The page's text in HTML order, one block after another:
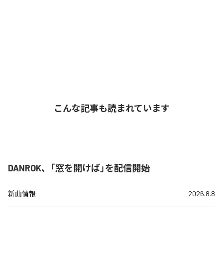
こんな記事も読まれています
DANROK、「窓を開けば」を配信開始
新曲情報 2026.8.8